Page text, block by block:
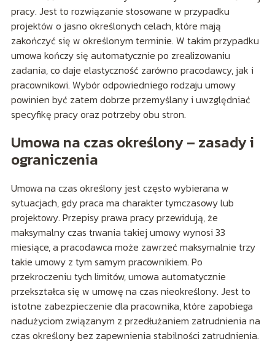
pracy. Jest to rozwiązanie stosowane w przypadku
projektów o jasno określonych celach, które mają
zakończyć się w określonym terminie. W takim przypadku
umowa kończy się automatycznie po zrealizowaniu
zadania, co daje elastyczność zarówno pracodawcy, jak i
pracownikowi. Wybór odpowiedniego rodzaju umowy
powinien być zatem dobrze przemyślany i uwzględniać
specyfikę pracy oraz potrzeby obu stron.
Umowa na czas określony – zasady i
ograniczenia
Umowa na czas określony jest często wybierana w
sytuacjach, gdy praca ma charakter tymczasowy lub
projektowy. Przepisy prawa pracy przewidują, że
maksymalny czas trwania takiej umowy wynosi 33
miesiące, a pracodawca może zawrzeć maksymalnie trzy
takie umowy z tym samym pracownikiem. Po
przekroczeniu tych limitów, umowa automatycznie
przekształca się w umowę na czas nieokreślony. Jest to
istotne zabezpieczenie dla pracownika, które zapobiega
nadużyciom związanym z przedłużaniem zatrudnienia na
czas określony bez zapewnienia stabilności zatrudnienia.